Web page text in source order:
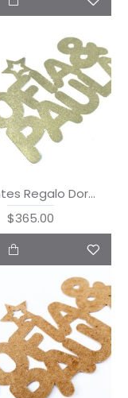
Colgantes Regalo Dorado
$365.00